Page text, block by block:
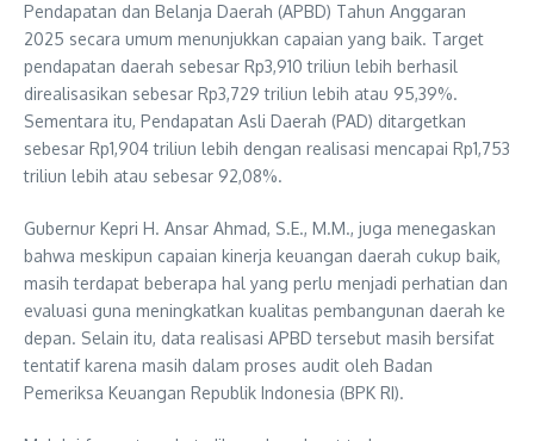
Pendapatan dan Belanja Daerah (APBD) Tahun Anggaran
2025 secara umum menunjukkan capaian yang baik. Target
pendapatan daerah sebesar Rp3,910 triliun lebih berhasil
direalisasikan sebesar Rp3,729 triliun lebih atau 95,39%.
Sementara itu, Pendapatan Asli Daerah (PAD) ditargetkan
sebesar Rp1,904 triliun lebih dengan realisasi mencapai Rp1,753
triliun lebih atau sebesar 92,08%.
Gubernur Kepri H. Ansar Ahmad, S.E., M.M., juga menegaskan
bahwa meskipun capaian kinerja keuangan daerah cukup baik,
masih terdapat beberapa hal yang perlu menjadi perhatian dan
evaluasi guna meningkatkan kualitas pembangunan daerah ke
depan. Selain itu, data realisasi APBD tersebut masih bersifat
tentatif karena masih dalam proses audit oleh Badan
Pemeriksa Keuangan Republik Indonesia (BPK RI).